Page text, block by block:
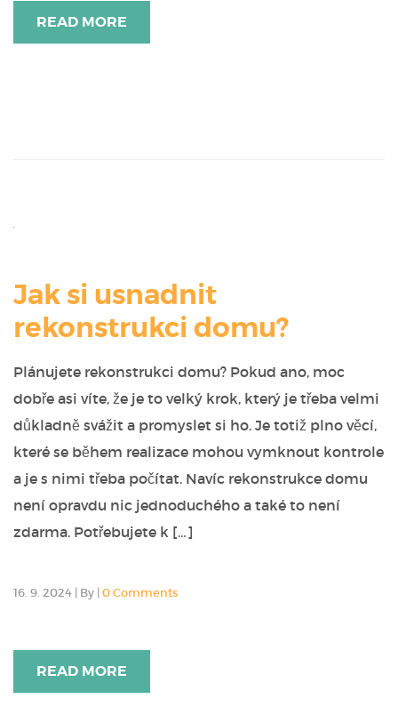
READ MORE
Jak si usnadnit
rekonstrukci domu?
Plánujete rekonstrukci domu? Pokud ano, moc
dobře asi víte, že je to velký krok, který je třeba velmi
důkladně svážit a promyslet si ho. Je totiž plno věcí,
které se během realizace mohou vymknout kontrole
a je s nimi třeba počítat. Navíc rekonstrukce domu
není opravdu nic jednoduchého a také to není
zdarma. Potřebujete k […]
16. 9. 2024 | By | 0 Comments
READ MORE